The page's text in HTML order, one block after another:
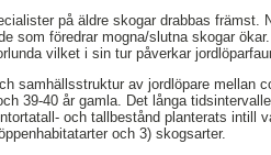
på äldre skogar drabbas främst.
som föredrar mogna/slutna skogar
vilket i sin tur påverkar
samhällsstruktur av jordlöpare mellan
39-40 år gamla. Det långa
och tallbestånd planterats intill
och 3) skogsarter.